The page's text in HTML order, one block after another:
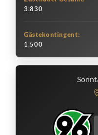
3.830
Gästekontingent:
1.500